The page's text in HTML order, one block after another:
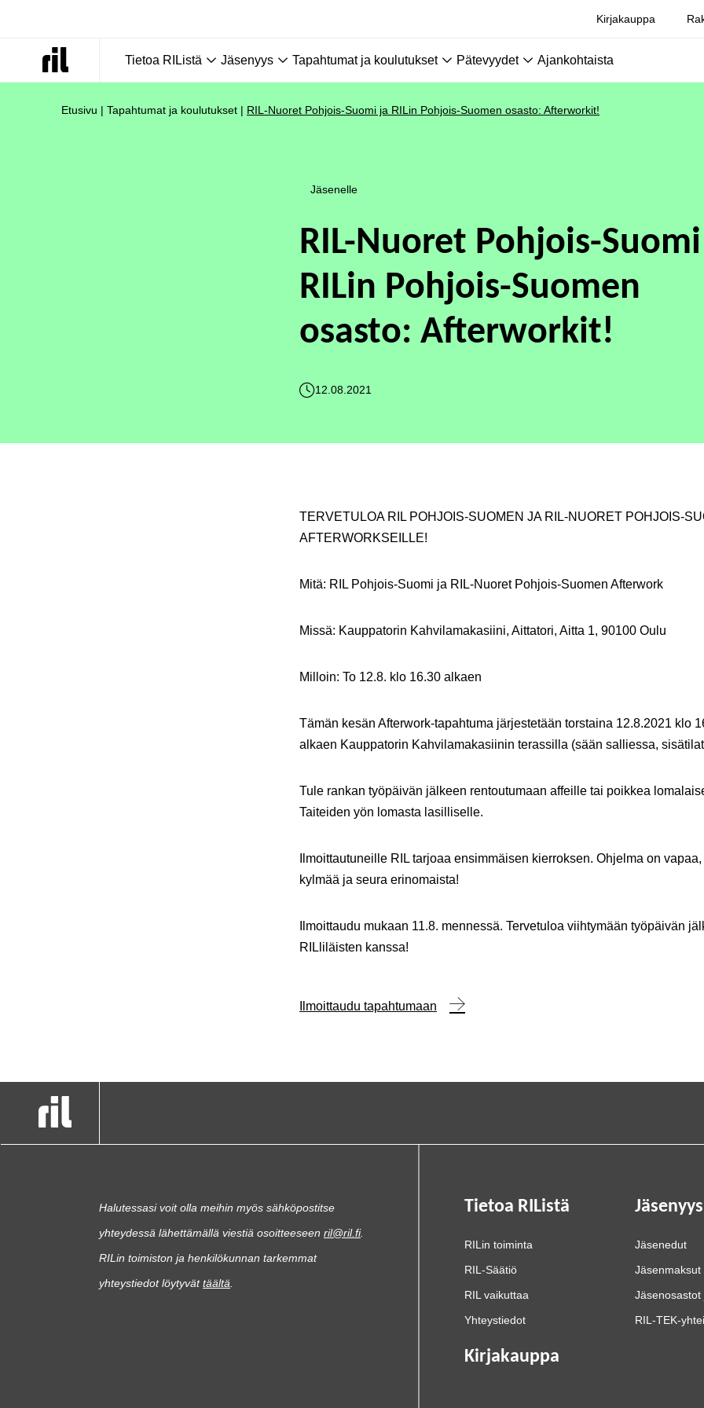
Kirjakauppa
Tietoa RIListä Jäsenyys Tapahtumat ja koulutukset Pätevyydet Ajankohtaista
Etusivu | Tapahtumat ja koulutukset | RIL-Nuoret Pohjois-Suomi ja RILin Pohjois-Suomen osasto: Afterworkit!
Jäsenelle
RIL-Nuoret Pohjois-
RILin Pohjois-Suomen
osasto: Afterworkit!
12.08.2021
TERVETULOA RIL POHJOIS-SUOMEN JA RIL-NUORET POHJOIS-
AFTERWORKSEILLE!
Mitä: RIL Pohjois-Suomi ja RIL-Nuoret Pohjois-Suomen Afterwork
Missä: Kauppatorin Kahvilamakasiini, Aittatori, Aitta 1, 90100 Oulu
Milloin: To 12.8. klo 16.30 alkaen
Tämän kesän Afterwork-tapahtuma järjestetään torstaina 12.8.2021 klo
alkaen Kauppatorin Kahvilamakasiinin terassilla (sään salliessa,
Tule rankan työpäivän jälkeen rentoutumaan affeille tai poikkea
Taiteiden yön lomasta lasilliselle.
Ilmoittautuneille RIL tarjoaa ensimmäisen kierroksen. Ohjelma on
kylmää ja seura erinomaista!
Ilmoittaudu mukaan 11.8. mennessä. Tervetuloa viihtymään työpäivän
RILliläisten kanssa!
Ilmoittaudu tapahtumaan
Halutessasi voit olla meihin myös sähköpostitse
yhteydessä lähettämällä viestiä osoitteeseen ril@ril.fi.
RILin toimiston ja henkilökunnan tarkemmat
yhteystiedot löytyvättäältä
Tietoa RIListä
RILin toiminta
RIL-Säätiö
RIL vaikuttaa
Yhteystiedot
Jäsenyys
Jäsenedut
Jäsenmaksut
RIL-TEK-
Kirjakauppa